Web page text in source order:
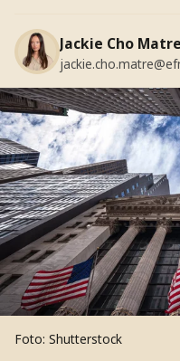
Jackie Cho Matre
Foto: Shutterstock